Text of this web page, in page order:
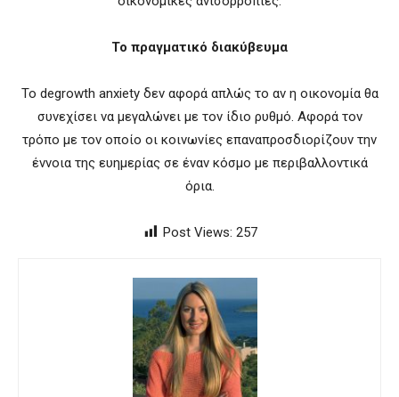
Το πραγματικό διακύβευμα
Το degrowth anxiety δεν αφορά απλώς το αν η οικονομία θα
συνεχίσει να μεγαλώνει με τον ίδιο ρυθμό. Αφορά τον
τρόπο με τον οποίο οι κοινωνίες επαναπροσδιορίζουν την
έννοια της ευημερίας σε έναν κόσμο με περιβαλλοντικά
όρια.
Post Views: 257